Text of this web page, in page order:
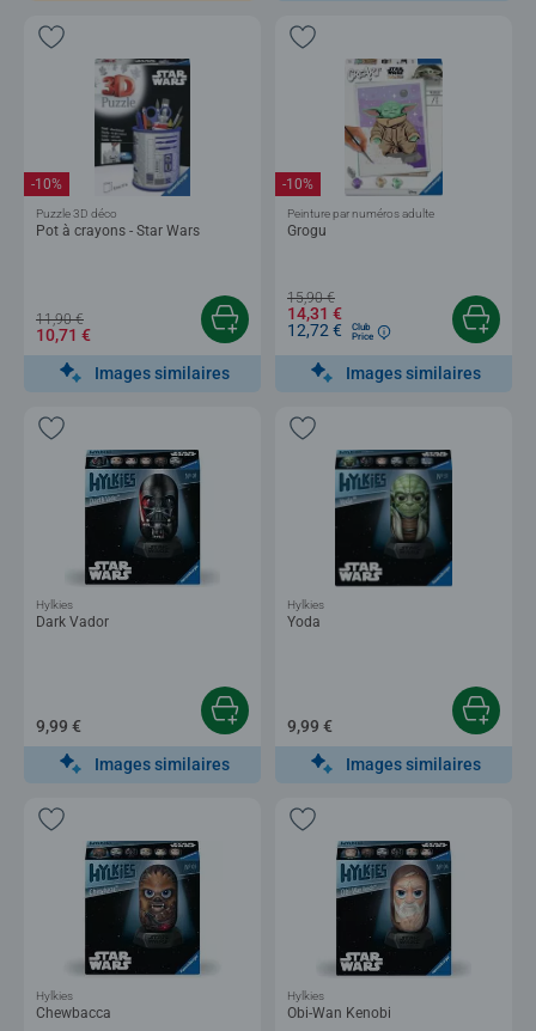
Pot à crayons - Star Wars
-10%
Puzzle 3D déco
11,90 €
10,71 €
Images similaires
Grogu
-10%
Peinture par numéros adulte
15,90 €
14,31 €
12,72 €
Club
Price
Images similaires
Dark Vador
Hylkies
9,99 €
Images similaires
Yoda
Hylkies
9,99 €
Images similaires
Chewbacca
Hylkies
Obi-Wan Kenobi
Hylkies